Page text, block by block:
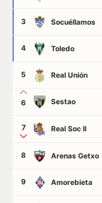
3 Socuéllamos
4 Toledo
5 Real Unión
6 Sestao
7 Real Soc II
8 Arenas Getxo
9 Amorebieta